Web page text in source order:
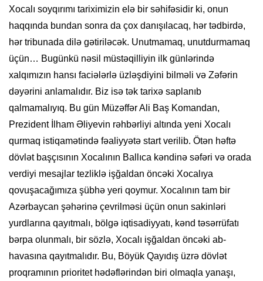
Xocalı soyqırımı tariximizin elə bir səhifəsidir ki, onun
haqqında bundan sonra da çox danışılacaq, hər tədbirdə,
hər tribunada dilə gətiriləcək. Unutmamaq, unutdurmamaq
üçün… Bugünkü nəsil müstəqilliyin ilk günlərində
xalqımızın hansı faciələrlə üzləşdiyini bilməli və Zəfərin
dəyərini anlamalıdır. Biz isə tək tarixə saplanıb
qalmamalıyıq. Bu gün Müzəffər Ali Baş Komandan,
Prezident İlham Əliyevin rəhbərliyi altında yeni Xocalı
qurmaq istiqamətində fəaliyyətə start verilib. Ötən həftə
dövlət başçısının Xocalının Ballıca kəndinə səfəri və orada
verdiyi mesajlar tezliklə işğaldan öncəki Xocalıya
qovuşacağımıza şübhə yeri qoymur. Xocalının tam bir
Azərbaycan şəhərinə çevrilməsi üçün onun sakinləri
yurdlarına qayıtmalı, bölgə iqtisadiyyatı, kənd təsərrüfatı
bərpa olunmalı, bir sözlə, Xocalı işğaldan öncəki ab-
havasına qayıtmalıdır. Bu, Böyük Qayıdış üzrə dövlət
proqramının prioritet hədəflərindən biri olmaqla yanaşı,